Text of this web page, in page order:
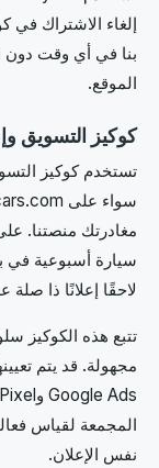
إلغاء الاشتراك في
بنا في أي وقت دون
الموقع.
كوكيز التسويق
تستخدم كوكيز
مغادرتك منصتنا.
سيارة أسبوعية في
لاحقًا إعلانًا ذا
تتبع هذه الكوكيز
مجهولة. قد يتم
المجمعة لقياس
نفس الإعلان.